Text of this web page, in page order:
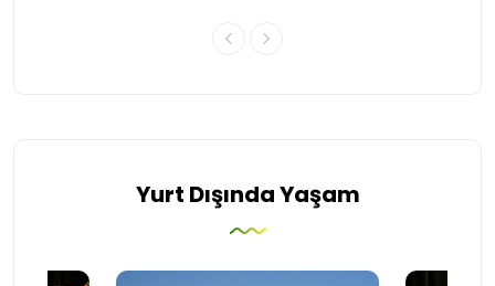
Yurt Dışında Yaşam